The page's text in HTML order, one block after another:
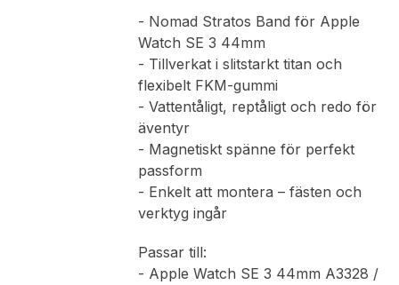
- Nomad Stratos Band för Apple
Watch SE 3 44mm
- Tillverkat i slitstarkt titan och
flexibelt FKM-gummi
- Vattentåligt, reptåligt och redo för
äventyr
- Magnetiskt spänne för perfekt
passform
- Enkelt att montera – fästen och
verktyg ingår
Passar till:
- Apple Watch SE 3 44mm A3328 /